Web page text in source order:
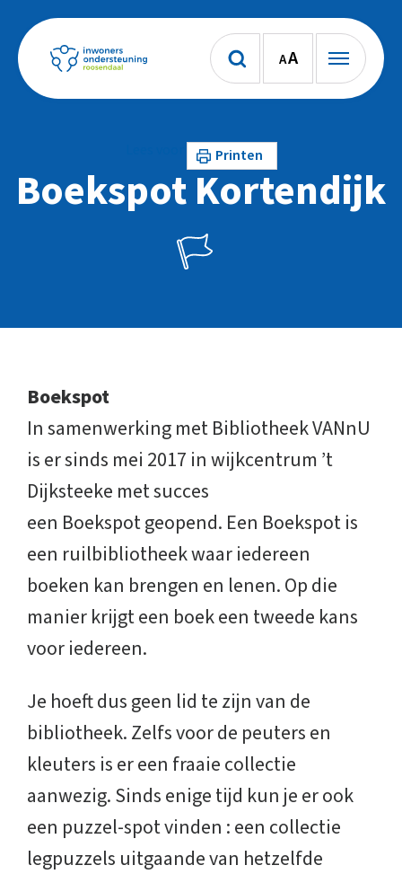
AA
Printen
Boekspot Kortendijk
Boekspot
In samenwerking met Bibliotheek VANnU
is er sinds mei 2017 in wijkcentrum ’t
Dijksteeke met succes
een Boekspot geopend. Een Boekspot is
een ruilbibliotheek waar iedereen
boeken kan brengen en lenen. Op die
manier krijgt een boek een tweede kans
voor iedereen.
Je hoeft dus geen lid te zijn van de
bibliotheek. Zelfs voor de peuters en
kleuters is er een fraaie collectie
aanwezig. Sinds enige tijd kun je er ook
een puzzel-spot vinden : een collectie
legpuzzels uitgaande van hetzelfde